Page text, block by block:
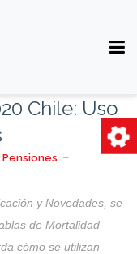
Chile: Uso
Pensiones
y Novedades, se
de Mortalidad
cómo se utilizan